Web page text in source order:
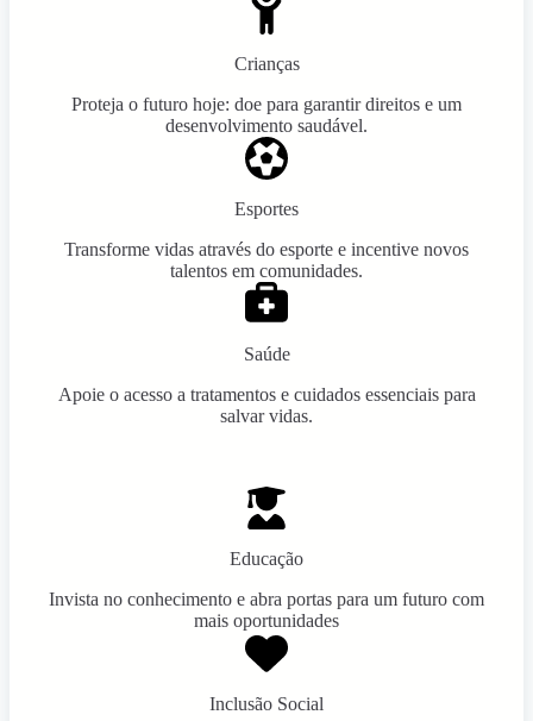
Crianças
Proteja o futuro hoje: doe para garantir direitos e um
desenvolvimento saudável.
Esportes
Transforme vidas através do esporte e incentive novos
talentos em comunidades.
Saúde
Apoie o acesso a tratamentos e cuidados essenciais para
salvar vidas.
Educação
Invista no conhecimento e abra portas para um futuro com
mais oportunidades
Inclusão Social